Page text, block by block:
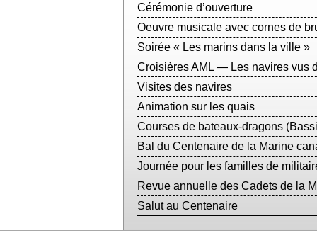
Cérémonie d’ouverture
Oeuvre musicale avec cornes de
Soirée « Les marins dans la ville »
Croisières AML — Les navires vus
Visites des navires
Animation sur les quais
Courses de bateaux-dragons
Bal du Centenaire de la Marine
Journée pour les familles de
Revue annuelle des Cadets de la
Salut au Centenaire